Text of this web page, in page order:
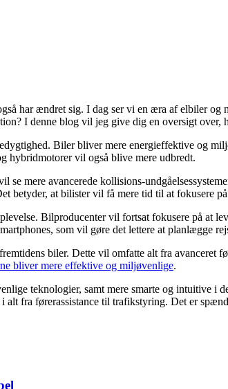
har ændret sig. I dag ser vi en æra af elbiler
I denne blog vil jeg give dig en oversigt over,
Biler bliver mere energieffektive og
hybridmotorer vil også blive mere udbredt.
mere avancerede kollisions-
betyder, at bilister vil få mere tid til at fokusere
Bilproducenter vil fortsat fokusere på at
som vil gøre det lettere at planlægge
biler. Dette vil omfatte alt fra avanceret
bliver mere effektive og miljøvenlige.
teknologier, samt mere smarte og intuitive i
fra førerassistance til trafikstyring. Det er